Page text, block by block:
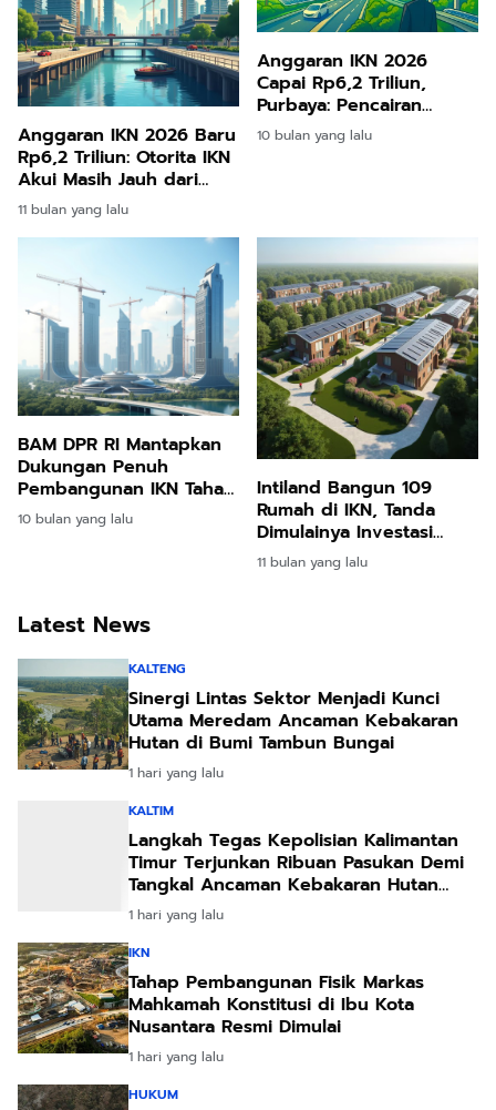
Anggaran IKN 2026 Baru
Rp6,2 Triliun: Otorita IKN
Akui Masih Jauh dari
Kebutuhan
11 bulan yang lalu
Anggaran IKN 2026
Capai Rp6,2 Triliun,
Purbaya: Pencairan
Dipercepat untuk
Dorong Investasi Swasta
10 bulan yang lalu
BAM DPR RI Mantapkan
Dukungan Penuh
Pembangunan IKN Tahap
II, Target Rampung 2027
10 bulan yang lalu
Intiland Bangun 109
Rumah di IKN, Tanda
Dimulainya Investasi
Hunian Swasta di Kota
Masa Depan
11 bulan yang lalu
Latest News
KALTENG
Sinergi Lintas Sektor Menjadi Kunci
Utama Meredam Ancaman Kebakaran
Hutan di Bumi Tambun Bungai
1 hari yang lalu
KALTIM
Langkah Tegas Kepolisian Kalimantan
Timur Terjunkan Ribuan Pasukan Demi
Tangkal Ancaman Kebakaran Hutan
Akibat Kemarau Ekstrem
1 hari yang lalu
IKN
Tahap Pembangunan Fisik Markas
Mahkamah Konstitusi di Ibu Kota
Nusantara Resmi Dimulai
1 hari yang lalu
HUKUM